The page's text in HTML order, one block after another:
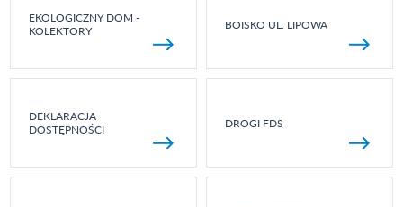
EKOLOGICZNY DOM -
KOLEKTORY
BOISKO UL. LIPOWA
DEKLARACJA
DOSTĘPNOŚCI
DROGI FDS